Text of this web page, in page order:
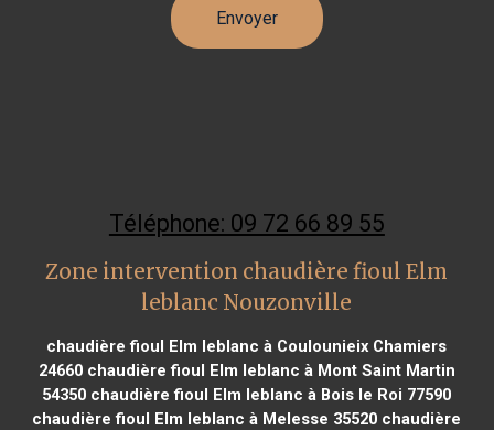
Téléphone: 09 72 66 89 55
Zone intervention chaudière fioul Elm
leblanc Nouzonville
chaudière fioul Elm leblanc à Coulounieix Chamiers
24660chaudière fioul Elm leblanc à Mont Saint Martin
54350 chaudière fioul Elm leblanc à Bois le Roi 77590
chaudière fioul Elm leblanc à Melesse 35520 chaudière